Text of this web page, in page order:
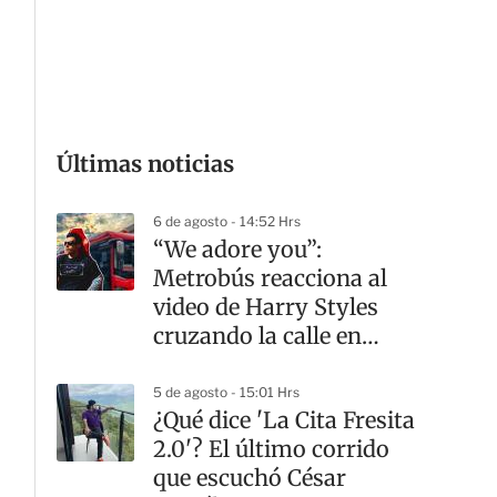
Últimas noticias
6 de agosto - 14:52 Hrs
“We adore you”:
Metrobús reacciona al
video de Harry Styles
cruzando la calle en
5 de agosto - 15:01 Hrs
¿Qué dice 'La Cita Fresita
2.0'? El último corrido
que escuchó César